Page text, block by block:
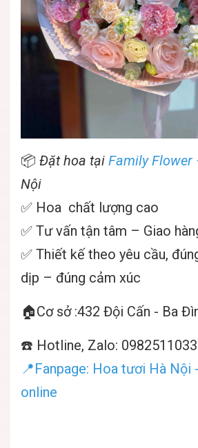
📦 Đặt hoa tại Family Flower
Nội
✅ Hoa chất lượng cao
✅ Tư vấn tận tâm – Giao
✅ Thiết kế theo yêu cầu,
dịp – đúng cảm xúc
🏠Cơ sở :432 Đội Cấn - Ba
☎️ Hotline, Zalo: 0982511033
📍Fanpage: Hoa tươi Hà Nội
online